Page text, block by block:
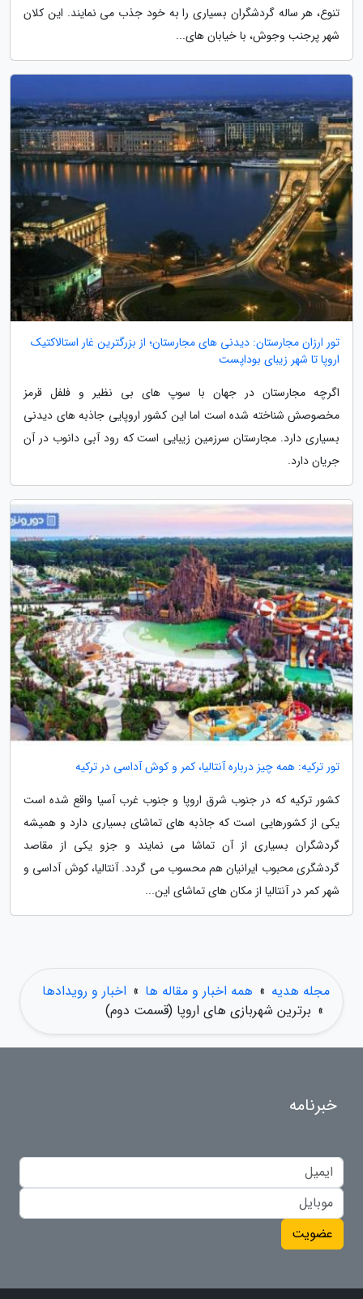
تنوع، هر ساله گردشگران بسیاری را به خود جذب می نمایند. این کلان
شهر پرجنب وجوش، با خیابان های...
تور ارزان مجارستان: دیدنی های مجارستان؛ از بزرگترین غار استالاکتیک
اروپا تا شهر زیبای بوداپست
اگرچه مجارستان در جهان با سوپ های بی نظیر و فلفل قرمز
مخصوصش شناخته شده است اما این کشور اروپایی جاذبه های دیدنی
بسیاری دارد. مجارستان سرزمین زیبایی است که رود آبی دانوب در آن
جریان دارد.
تور ترکیه: همه چیز درباره آنتالیا، کمر و کوش آداسی در ترکیه
کشور ترکیه که در جنوب شرق اروپا و جنوب غرب آسیا واقع شده است
یکی از کشورهایی است که جاذبه های تماشای بسیاری دارد و همیشه
گردشگران بسیاری از آن تماشا می نمایند و جزو یکی از مقاصد
گردشگری محبوب ایرانیان هم محسوب می گردد. آنتالیا، کوش آداسی و
شهر کمر در آنتالیا از مکان های تماشای این...
مجله هدیه » همه اخبار و مقاله ها » اخبار و رویدادها
» برترین شهربازی های اروپا (قسمت دوم)
خبرنامه
عضویت